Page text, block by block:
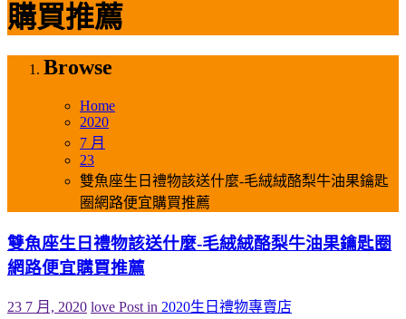
購買推薦
Browse
Home
2020
7 月
23
雙魚座生日禮物該送什麼-毛絨絨酪梨牛油果鑰匙
圈網路便宜購買推薦
雙魚座生日禮物該送什麼-毛絨絨酪梨牛油果鑰匙圈
網路便宜購買推薦
23 7 月, 2020 love Post in 2020生日禮物專賣店